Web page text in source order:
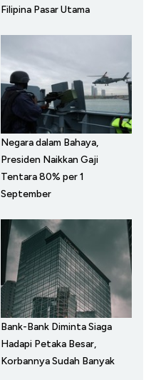
Filipina Pasar Utama
Negara dalam Bahaya,
Presiden Naikkan Gaji
Tentara 80% per 1
September
Bank-Bank Diminta Siaga
Hadapi Petaka Besar,
Korbannya Sudah Banyak